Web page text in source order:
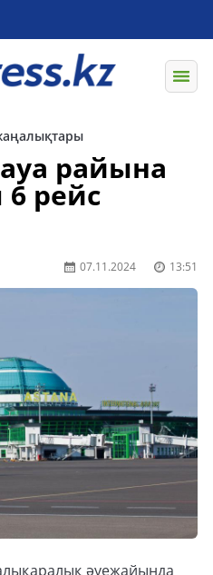
райына
рейс
07.11.2024 13:51
әуежайында